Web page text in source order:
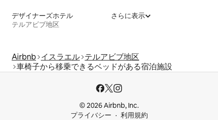
デザイナーズホテル
テルアビブ地区
さらに表示
Airbnb イスラエル テルアビブ地区
車椅子から移乗できるベッドがある宿泊施設
© 2026 Airbnb, Inc.
プライバシー
利用規約